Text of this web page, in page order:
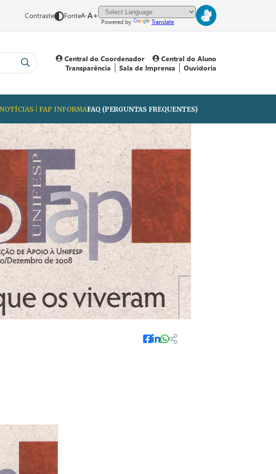
Contraste FonteA-A+
Powered by Translate
Central do Coordenador
Central do Aluno
Transparência
Sala de Imprensa Ouvidoria
NOTÍCIAS | FAP INFORMAFAQ (PERGUNTAS FREQUENTES)